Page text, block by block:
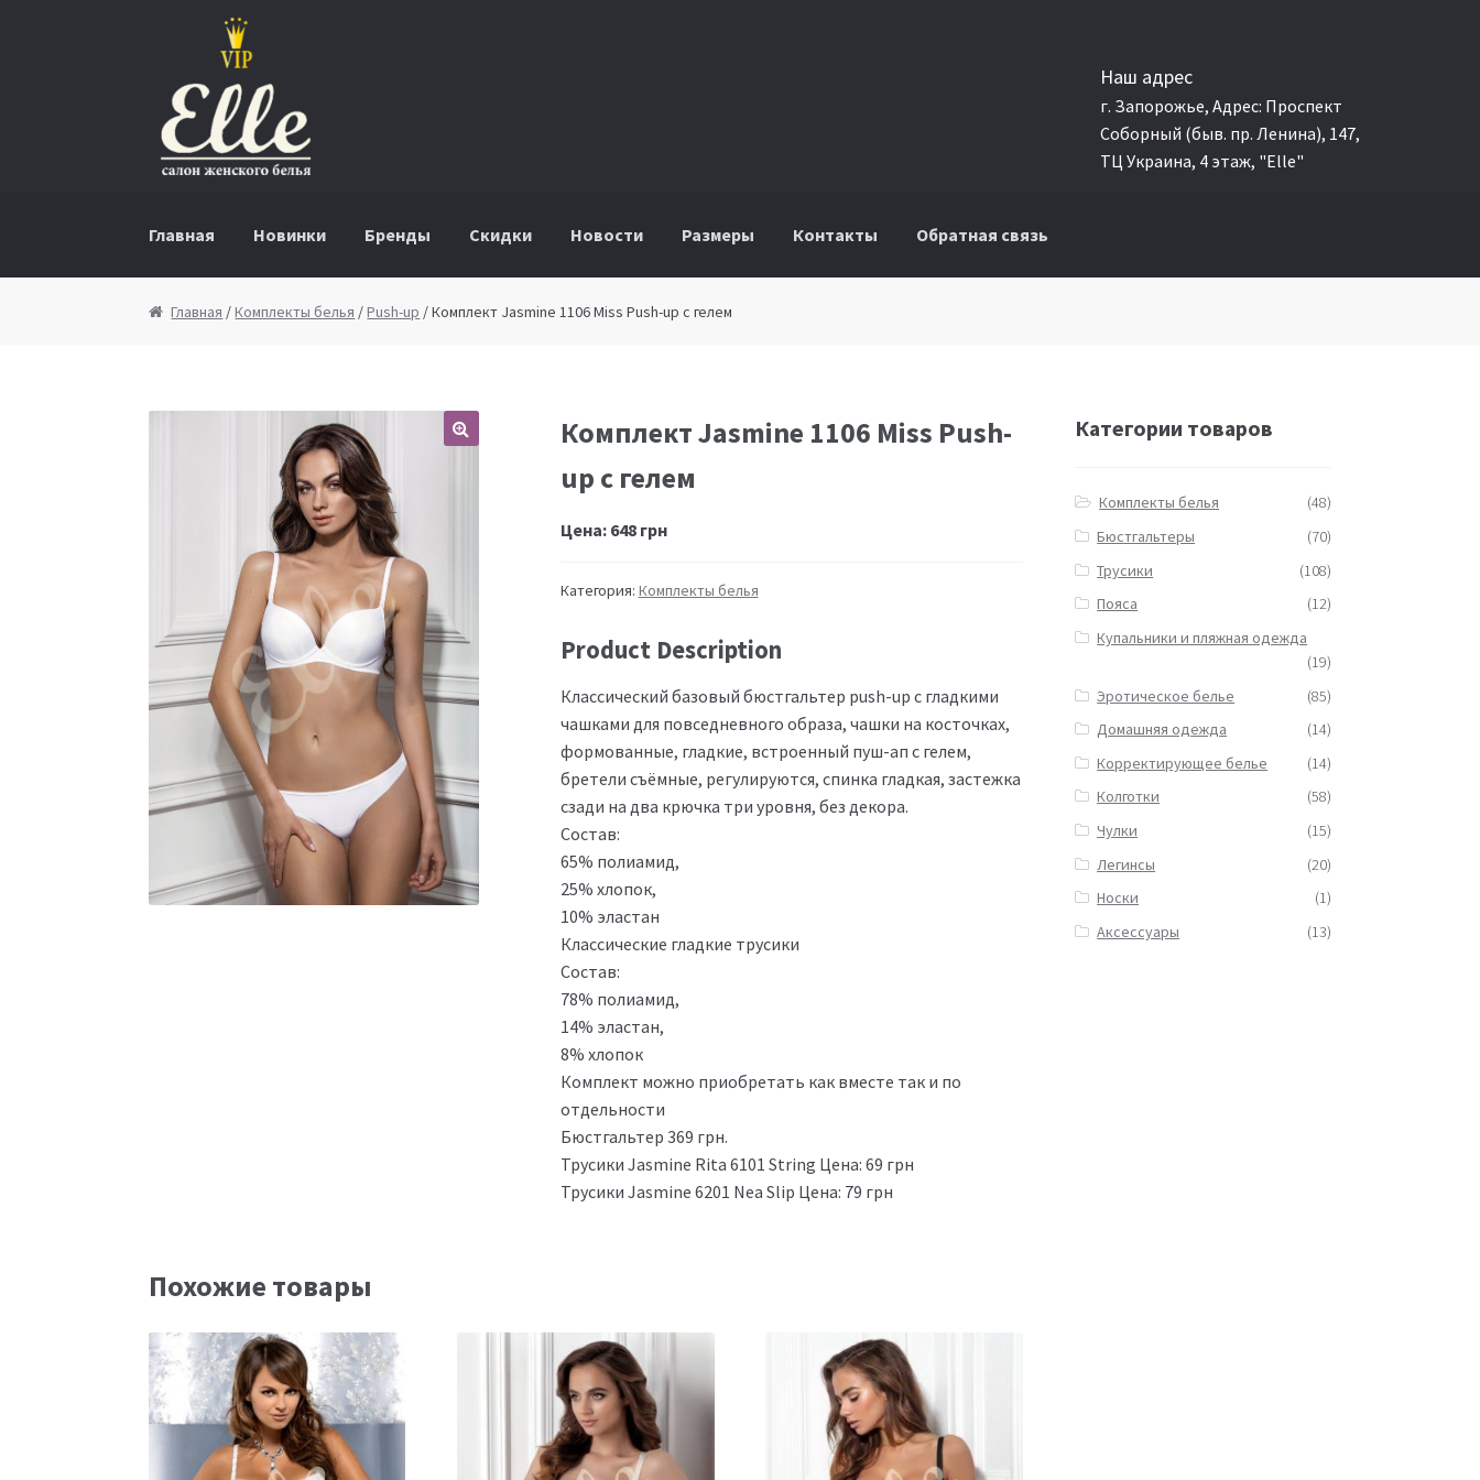
Наш адрес
г. Запорожье, Адрес: Проспект
Соборный (быв. пр. Ленина), 147,
ТЦ Украина, 4 этаж, "Elle"
Перейти к навигации
Перейти к содержимому
Главная Новинки Бренды Скидки Новости Размеры Контакты Обратная связь
Главная /Комплекты белья /Push-up / Комплект Jasmine 1106 Miss Push-up с гелем
Комплект Jasmine 1106 Miss Push-
up с гелем
Цена: 648грн
Категория: Комплекты белья
Product Description
Классический базовый бюстгальтер push-up с гладкими
чашками для повседневного образа, чашки на косточках,
формованные, гладкие, встроенный пуш-ап с гелем,
бретели съёмные, регулируются, спинка гладкая, застежка
сзади на два крючка три уровня, без декора.
Состав:
65% полиамид,
25% хлопок,
10% эластан
Классические гладкие трусики
Состав:
78% полиамид,
14% эластан,
8% хлопок
Комплект можно приобретать как вместе так и по
отдельности
Бюстгальтер 369 грн.
Трусики Jasmine Rita 6101 String Цена: 69 грн
Трусики Jasmine 6201 Nea Slip Цена: 79 грн
Похожие товары
Категории товаров
Комплекты белья
(48)
Бюстгальтеры
(70)
Трусики
(108)
Пояса
(12)
Купальники и пляжная одежда
(19)
Эротическое белье
(85)
Домашняя одежда
(14)
Корректирующее белье
(14)
Колготки
(58)
Чулки
(15)
Легинсы
(20)
Носки
(1)
Аксессуары
(13)